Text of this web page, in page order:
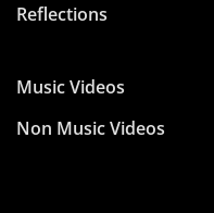
Reflections
Music Videos
Non Music Videos